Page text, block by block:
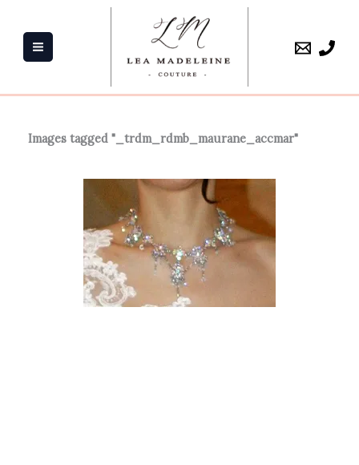
contenu
Images tagged "_trdm_rdmb_maurane_accmar"